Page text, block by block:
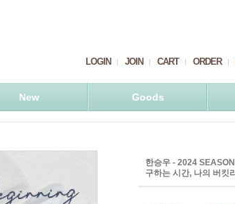
LOGIN JOIN CART ORDER
New Goods
한승우 - 2024
구하는 시간, 나의 버킷